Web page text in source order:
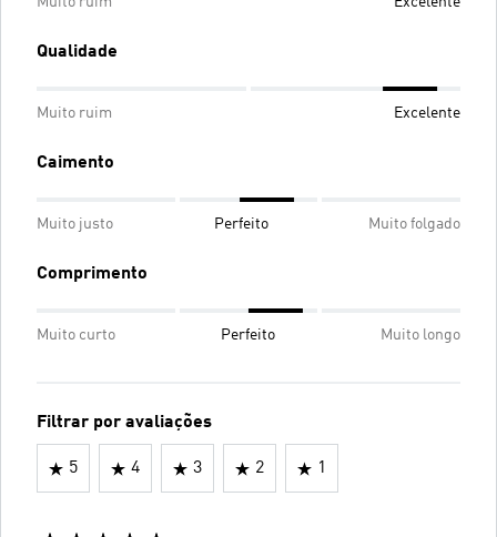
Qualidade
Muito ruim Excelente
Caimento
Muito justo Perfeito Muito folgado
Comprimento
Muito curto Perfeito Muito longo
Filtrar por avaliações
5 4 3 2 1